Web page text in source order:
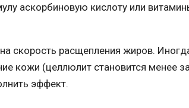
аскорбиновую кислоту или
скорость расщепления жиров.
кожи (целлюлит становится менее
эффект.